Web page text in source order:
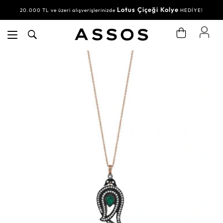
20.000 TL ve üzeri alışverişlerinizde Lotus Çiçeği Kolye HEDİYE!